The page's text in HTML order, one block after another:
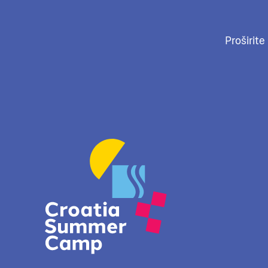
Ne propustite najbolje destinacije i